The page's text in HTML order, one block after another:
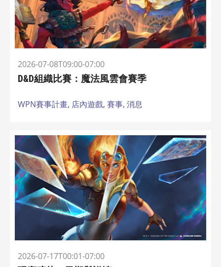
2026-07-08T09:00-07:00
D&D組織比賽：魔法風雲會賽季
WPN賽事計畫, 店內遊戲, 賽事, 消息
2026-07-17T00:01-07:00